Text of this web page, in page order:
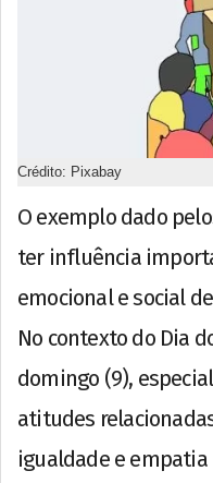
Crédito: Pixabay
O exemplo dado
ter influência
emocional e social
No contexto do Dia
domingo (9),
atitudes
igualdade e